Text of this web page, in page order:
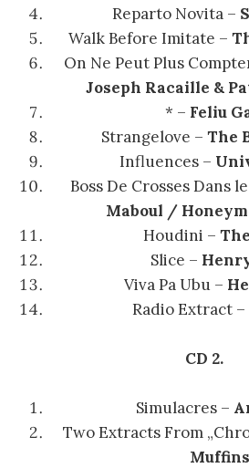
Reparto Novita –
Walk Before Imitate –
On Ne Peut Plus
Joseph Racaille &
* – Feliu
Strangelove – The
Influences –
Boss De Crosses Dans
Maboul /
Houdini –
Slice –
Viva Pa Ubu –
Radio Extract–
CD 2.
Simulacres –
Two Extracts From
Muffins